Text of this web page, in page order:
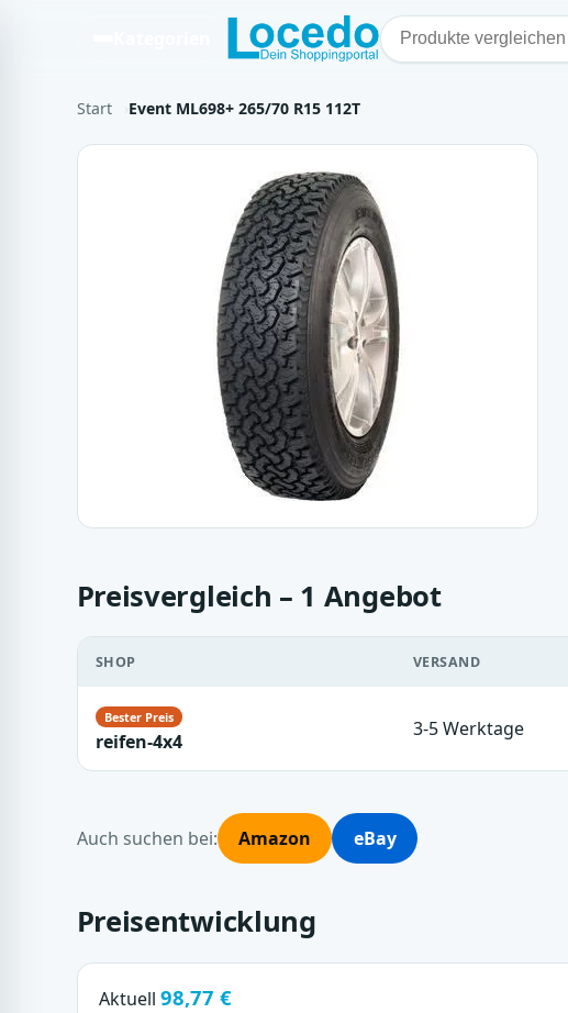
Start Event ML698+ 265/70 R15 112T
Preisvergleich – 1 Angebot
SHOP VERSAND
reifen-4x4
3-5 Werktage
Auch suchen bei: Amazon eBay
Preisentwicklung
Aktuell 98,77 €